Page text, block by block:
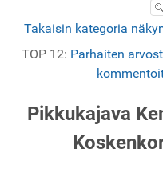
Takaisin kategoria
TOP 12: Parhaiten
Pikkukajava